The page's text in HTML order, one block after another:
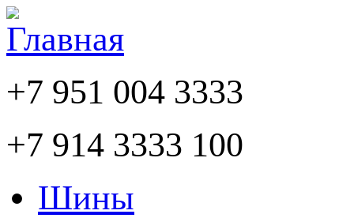
+7 951 004 3333
+7 914 3333 100
Шины